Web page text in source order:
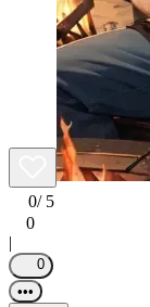
0/ 5
0
|
0
•••